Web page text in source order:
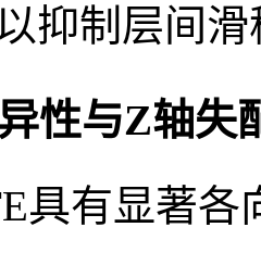
抑制层间滑
性与Z轴失
具有显著